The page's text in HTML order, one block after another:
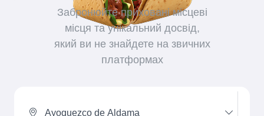
Забронюйте приховані місцеві
місця та унікальний досвід,
який ви не знайдете на звичних
платформах
Ayoquezco de Aldama